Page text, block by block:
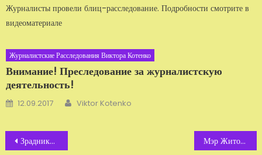
Журналисты провели блиц-расследование. Подробности смотрите в
видеоматериале
Журналистские Расследования Виктора Котенко
Внимание! Преследование за журналистскую
деятельность!
Добавлено
12.09.2017 Автор
Viktor Kotenko
Навигация
Зрадники ЗСУ Мэр Житомира оболгал активистку